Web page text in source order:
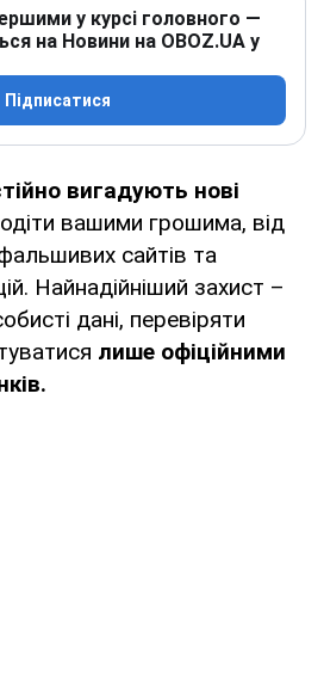
у курсі головного —
на Новини на OBOZ.UA у
Підписатися
вигадують нові
вашими грошима, від
сайтів та
Найнадійніший захист –
дані, перевіряти
лише офіційними